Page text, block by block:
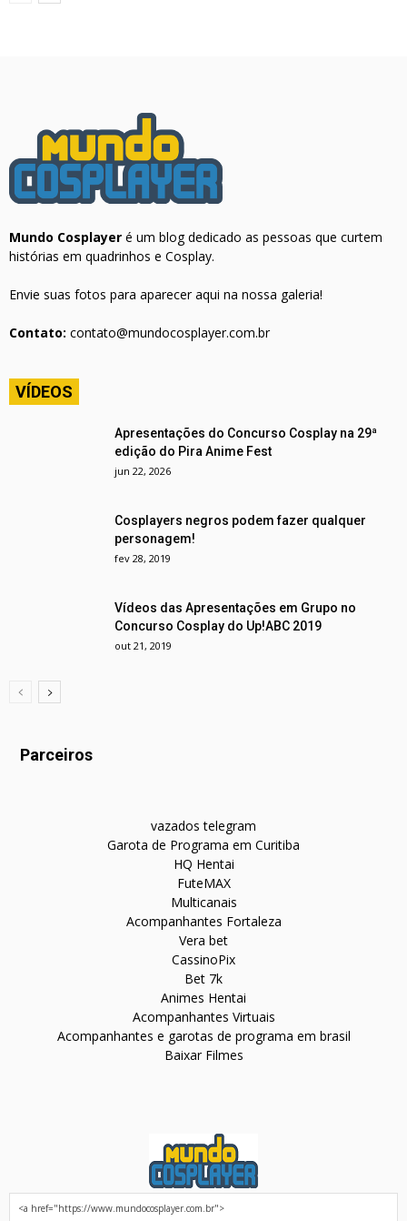
Mundo Cosplayer é um blog dedicado as pessoas que curtem
histórias em quadrinhos e Cosplay.
Envie suas fotos para aparecer aqui na nossa galeria!
Contato: contato@mundocosplayer.com.br
VÍDEOS
Apresentações do Concurso Cosplay na 29ª
edição do Pira Anime Fest
jun 22, 2026
Cosplayers negros podem fazer qualquer
personagem!
fev 28, 2019
Vídeos das Apresentações em Grupo no
Concurso Cosplay do Up!ABC 2019
out 21, 2019
Parceiros
vazados telegram
Garota de Programa em Curitiba
HQ Hentai
FuteMAX
Multicanais
Acompanhantes Fortaleza
Vera bet
CassinoPix
Bet 7k
Animes Hentai
Acompanhantes Virtuais
Acompanhantes e garotas de programa em brasil
Baixar Filmes